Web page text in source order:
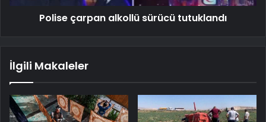
Polise çarpan alkollü sürücü tutuklandı
İlgili Makaleler